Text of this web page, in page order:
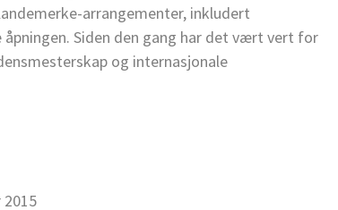
arrangementer, inkludert
Siden den gang har det vært vert for
og internasjonale